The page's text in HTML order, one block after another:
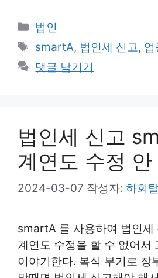
카
리
법인
태
그
smartA, 법인세 신고 , 업
댓글 남기기
법인세 신고
계연도 수정 안
2024-03-07 작성자: 하회
smartA 를 사용하여 법인세
계연도 수정을 할 수 없어서
이야기한다. 복식 부기로 장